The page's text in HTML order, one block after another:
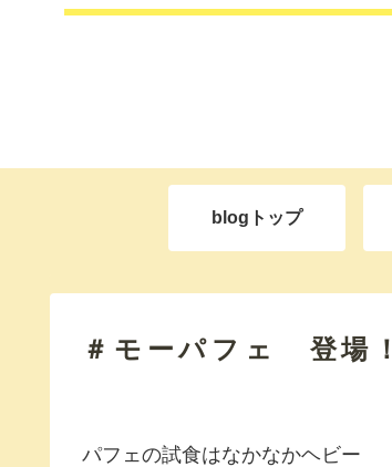
blogトップ
＃モーパフェ 登場！
パフェの試食はなかなかヘビー